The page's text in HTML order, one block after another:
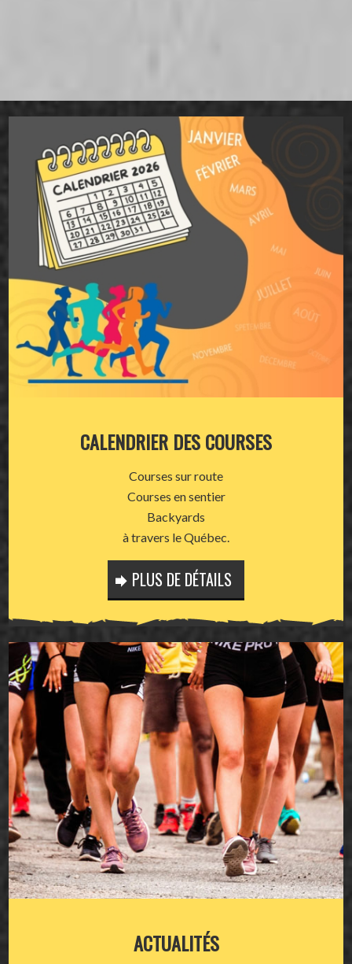
CALENDRIER DES COURSES
Courses sur route
Courses en sentier
Backyards
à travers le Québec.
PLUS DE DÉTAILS
ACTUALITÉS